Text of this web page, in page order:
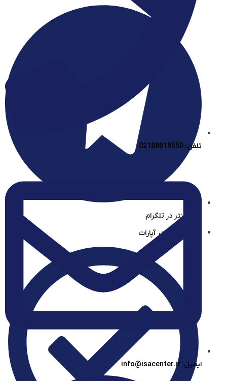
آیساسنتر در تلگرام
آیساسنتر در آپارات
تلفن: 02188019550
ایمیل: info@isacenter.ir